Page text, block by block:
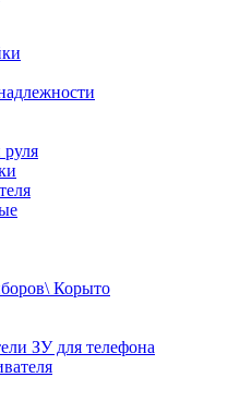
Корыто
ЗУ для телефона